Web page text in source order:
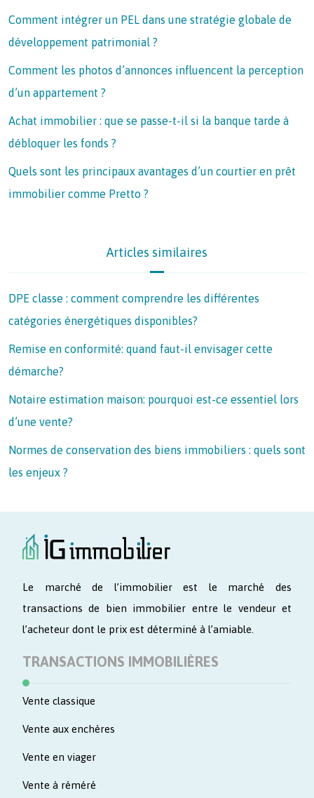
Comment intégrer un PEL dans une stratégie globale de
développement patrimonial ?
Comment les photos d’annonces influencent la perception
d’un appartement ?
Achat immobilier : que se passe-t-il si la banque tarde à
débloquer les fonds ?
Quels sont les principaux avantages d’un courtier en prêt
immobilier comme Pretto ?
Articles similaires
DPE classe : comment comprendre les différentes
catégories énergétiques disponibles?
Remise en conformité: quand faut-il envisager cette
démarche?
Notaire estimation maison: pourquoi est-ce essentiel lors
d’une vente?
Normes de conservation des biens immobiliers : quels sont
les enjeux ?
Le marché de l’immobilier est le marché des
transactions de bien immobilier entre le vendeur et
l’acheteur dont le prix est déterminé à l’amiable.
TRANSACTIONS IMMOBILIÈRES
Vente classique
Vente aux enchères
Vente en viager
Vente à réméré